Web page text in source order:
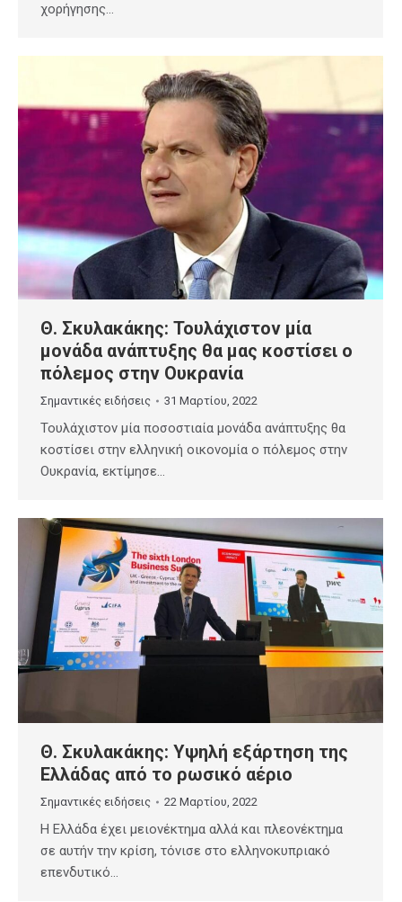
χορήγησης…
Θ. Σκυλακάκης: Τουλάχιστον μία
μονάδα ανάπτυξης θα μας κοστίσει ο
πόλεμος στην Ουκρανία
Σημαντικές ειδήσεις 31 Μαρτίου, 2022
Τουλάχιστον μία ποσοστιαία μονάδα ανάπτυξης θα
κοστίσει στην ελληνική οικονομία ο πόλεμος στην
Ουκρανία, εκτίμησε…
Θ. Σκυλακάκης: Υψηλή εξάρτηση της
Ελλάδας από το ρωσικό αέριο
Σημαντικές ειδήσεις 22 Μαρτίου, 2022
Η Ελλάδα έχει μειονέκτημα αλλά και πλεονέκτημα
σε αυτήν την κρίση, τόνισε στο ελληνοκυπριακό
επενδυτικό…